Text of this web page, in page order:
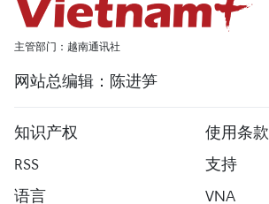
主管部门：越南通讯社
网站总编辑：陈进笋
知识产权
使用条款
RSS
支持
语言
VNA